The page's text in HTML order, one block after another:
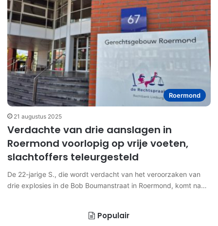
Roermond
21 augustus 2025
Verdachte van drie aanslagen in
Roermond voorlopig op vrije voeten,
slachtoffers teleurgesteld
De 22-jarige S., die wordt verdacht van het veroorzaken van
drie explosies in de Bob Boumanstraat in Roermond, komt na…
Populair